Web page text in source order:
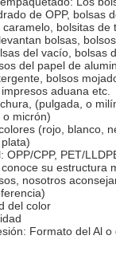
de OPP, bolsas
bolsitas de
bolsas,
del vacío, bolsas
del papel de
bolsos
aduana etc.
(pulgada, o
micrón)
(rojo, blanco,
OPP/CPP, PET/
su estructura
nosotros
del color
Formato del Al o